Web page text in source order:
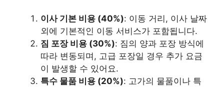
이사 기본 비용 (40%): 이동 거리, 이사 날짜
외에 기본적인 이동 서비스가 포함됩니다.
짐 포장 비용 (30%): 짐의 양과 포장 방식에
따라 변동되며, 고급 포장일 경우 추가 요금
이 발생할 수 있어요.
특수 물품 비용 (20%): 고가의 물품이나 특